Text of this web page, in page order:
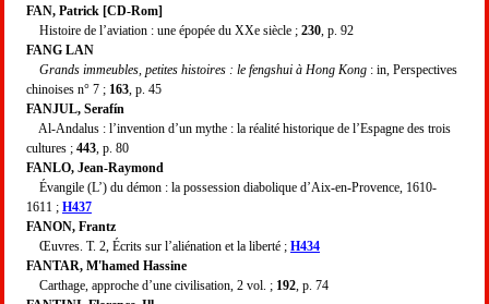
FAN, Patrick [CD-Rom]
Histoire de l’aviation : une épopée du XXe siècle ; 230 , p. 92
FANG LAN
Grands immeubles, petites histoires : le fengshui à Hong Kong : in, Perspectives
chinoises n° 7 ; 163 , p. 45
FANJUL, Serafín
Al-Andalus : l’invention d’un mythe : la réalité historique de l’Espagne des trois
cultures ; 443 , p. 80
FANLO, Jean-Raymond
Évangile (L’) du démon : la possession diabolique d’Aix-en-Provence, 1610-
1611 ; H437
FANON, Frantz
Œuvres. T. 2, Écrits sur l’aliénation et la liberté ; H434
FANTAR, M'hamed Hassine
Carthage, approche d’une civilisation, 2 vol. ; 192 , p. 74